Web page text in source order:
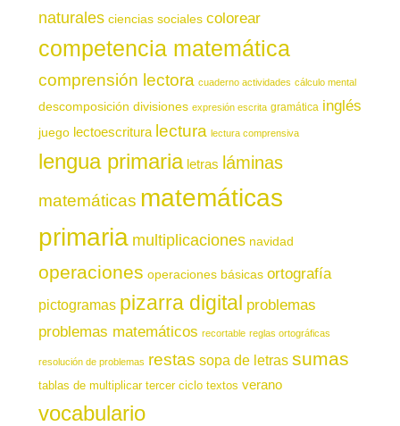
naturales ciencias sociales colorear
competencia matemática
comprensión lectora cuaderno actividades cálculo mental
descomposición divisiones expresión escrita gramática inglés
juego lectoescritura lectura lectura comprensiva
lengua primaria letras láminas
matemáticas matemáticas
primaria multiplicaciones navidad
operaciones operaciones básicas ortografía
pictogramas pizarra digital problemas
problemas matemáticos recortable reglas ortográficas
resolución de problemas restas sopa de letras sumas
tablas de multiplicar tercer ciclo textos verano
vocabulario